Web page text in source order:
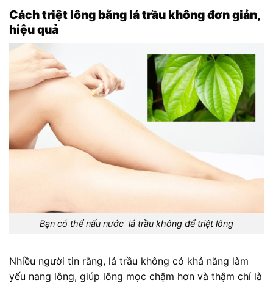
Cách triệt lông bằng lá trầu không đơn giản,
hiệu quả
Bạn có thể nấu nước lá trầu không để triệt lông
Nhiều người tin rằng, lá trầu không có khả năng làm
yếu nang lông, giúp lông mọc chậm hơn và thậm chí là